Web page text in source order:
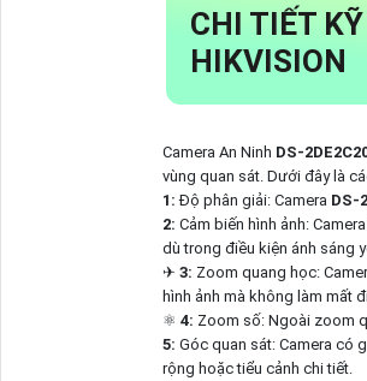
CHI TIẾT
HIKVISION
Camera An Ninh DS-
vùng quan sát. Dưới đây là
1: Độ phân giải: Camera DS-
2: Cảm biến hình ảnh:
dù trong điều kiện ánh sáng
✈ 3: Zoom quang học:
hình ảnh mà không làm mất
⚛️ 4: Zoom số: Ngoài zoom
5: Góc quan sát: Camera có
rộng hoặc tiểu cảnh chi tiết.